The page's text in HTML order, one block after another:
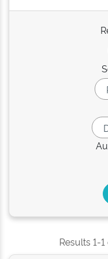
Results 1-